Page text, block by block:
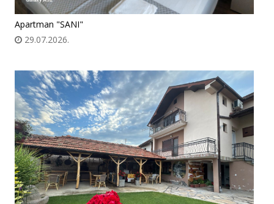
Apartman "SANI"
29.07.2026.